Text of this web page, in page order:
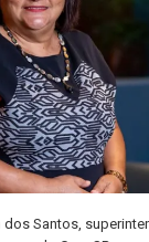
dos Santos,
do Crea-SP